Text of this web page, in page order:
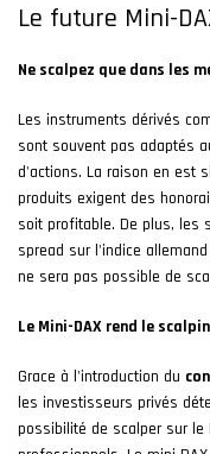
Le future Mini-
Ne scalpez que dans les
Les instruments dérivés
sont souvent pas adaptés
d'actions. La raison en est
produits exigent des
soit profitable. De plus, les
spread sur l'indice
ne sera pas possible de
Le Mini-DAX rend le
Grace à l'introduction du
les investisseurs privés
possibilité de scalper sur le